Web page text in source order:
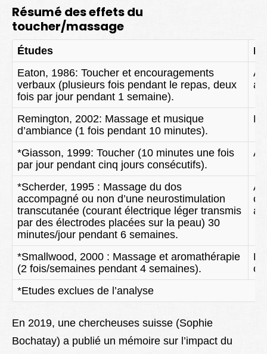
Résumé des effets du
toucher/massage
Études
Eaton, 1986: Toucher et encouragements
verbaux (plusieurs fois pendant le repas, deux
fois par jour pendant 1 semaine).
Remington, 2002: Massage et musique
d’ambiance (1 fois pendant 10 minutes).
*Giasson, 1999: Toucher (10 minutes une fois
par jour pendant cinq jours consécutifs).
*Scherder, 1995 : Massage du dos
accompagné ou non d’une neurostimulation
transcutanée (courant électrique léger transmis
par des électrodes placées sur la peau) 30
minutes/jour pendant 6 semaines.
*Smallwood, 2000 : Massage et aromathérapie
(2 fois/semaines pendant 4 semaines).
*Etudes exclues de l’analyse
En 2019, une chercheuses suisse (Sophie
Bochatay) a publié un mémoire sur l’impact du